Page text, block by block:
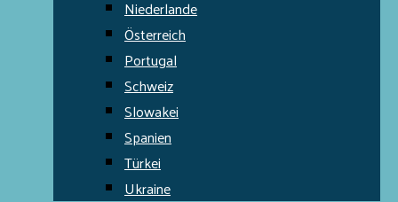
Niederlande
Österreich
Portugal
Schweiz
Slowakei
Spanien
Türkei
Ukraine